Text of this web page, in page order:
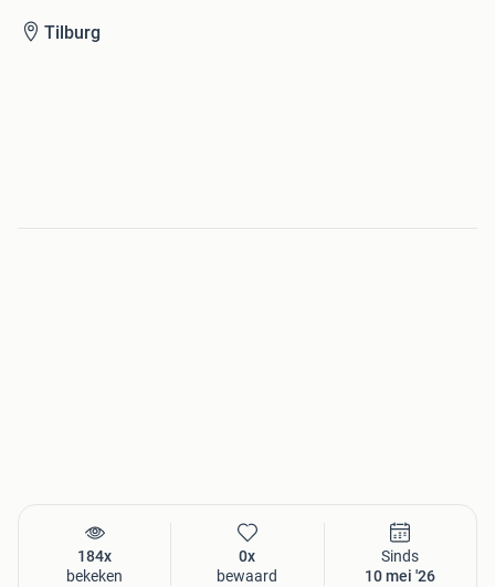
Tilburg
184x
bekeken
0x
bewaard
Sinds
10 mei '26